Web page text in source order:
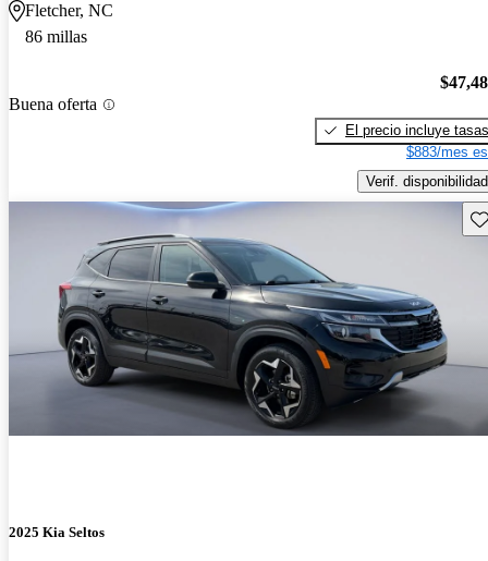
Fletcher, NC
86 millas
Buena oferta
El precio incluye tasas
$883/mes
Verif. disponibilidad
2025 Kia Seltos